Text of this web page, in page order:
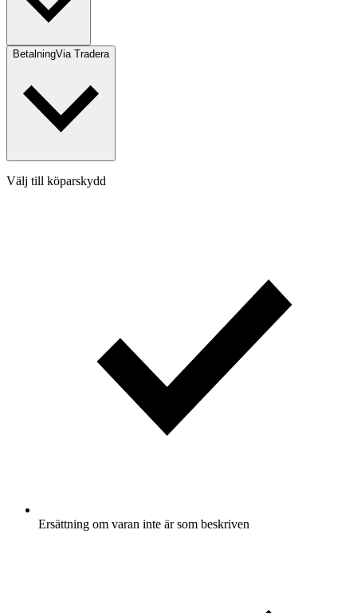
BetalningVia Tradera
Välj till köparskydd
Ersättning om varan inte är som beskriven